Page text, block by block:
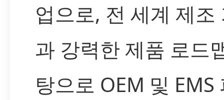
업으로, 전 세계 제조
과 강력한 제품 로드
탕으로 OEM 및 EMS